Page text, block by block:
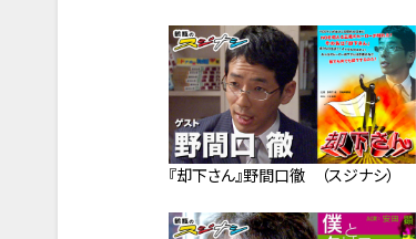
『却下さん』野間口徹 （スジナシ）